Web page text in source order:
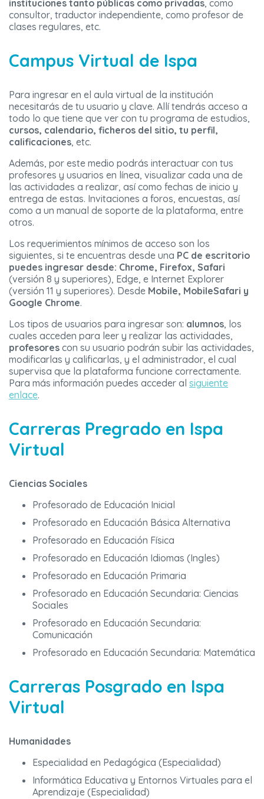
instituciones tanto públicas como privadas, como
consultor, traductor independiente, como profesor de
clases regulares, etc.
Campus Virtual de Ispa
Para ingresar en el aula virtual de la institución
necesitarás de tu usuario y clave. Allí tendrás acceso a
todo lo que tiene que ver con tu programa de estudios,
cursos, calendario, ficheros del sitio, tu perfil,
calificaciones, etc.
Además, por este medio podrás interactuar con tus
profesores y usuarios en línea, visualizar cada una de
las actividades a realizar, así como fechas de inicio y
entrega de estas. Invitaciones a foros, encuestas, así
como a un manual de soporte de la plataforma, entre
otros.
Los requerimientos mínimos de acceso son los
siguientes, si te encuentras desde una PC de escritorio
puedes ingresar desde: Chrome, Firefox, Safari
(versión 8 y superiores), Edge, e Internet Explorer
(versión 11 y superiores). Desde Mobile, MobileSafari y
Google Chrome.
Los tipos de usuarios para ingresar son: alumnos, los
cuales acceden para leer y realizar las actividades,
profesores con su usuario podrán subir las actividades,
modificarlas y calificarlas, y el administrador, el cual
supervisa que la plataforma funcione correctamente.
Para más información puedes acceder al siguiente
enlace.
Carreras Pregrado en Ispa
Virtual
Ciencias Sociales
Profesorado de Educación Inicial
Profesorado en Educación Básica Alternativa
Profesorado en Educación Física
Profesorado en Educación Idiomas (Ingles)
Profesorado en Educación Primaria
Profesorado en Educación Secundaria: Ciencias
Sociales
Profesorado en Educación Secundaria:
Comunicación
Profesorado en Educación Secundaria: Matemática
Carreras Posgrado en Ispa
Virtual
Humanidades
Especialidad en Pedagógica (Especialidad)
Informática Educativa y Entornos Virtuales para el
Aprendizaje (Especialidad)